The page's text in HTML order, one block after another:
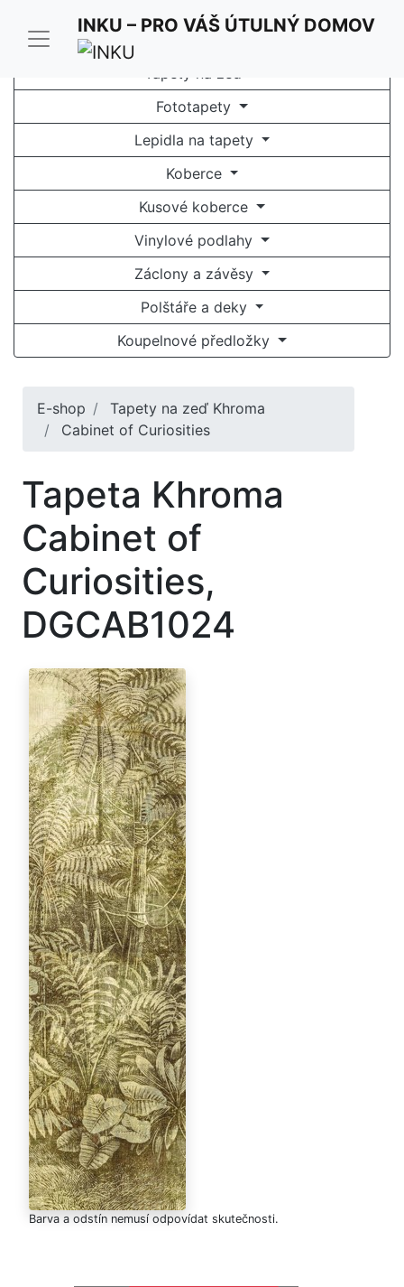
INKU – PRO VÁŠ ÚTULNÝ DOMOV
Tapety na zeď
Fototapety
Lepidla na tapety
Koberce
Kusové koberce
Vinylové podlahy
Záclony a závěsy
Polštáře a deky
Koupelnové předložky
E-shop
Tapety na zeď Khroma
Cabinet of Curiosities
Tapeta Khroma
Cabinet of
Curiosities,
DGCAB1024
Barva a odstín nemusí odpovídat skutečnosti.